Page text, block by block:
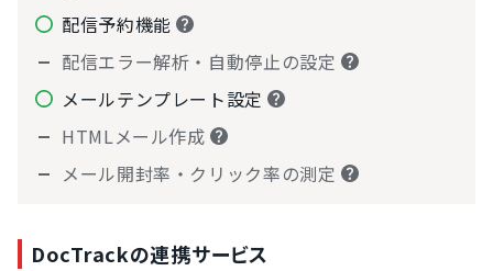
配信予約機能
配信エラー解析・自動停止の設定
メールテンプレート設定
HTMLメール作成
メール開封率・クリック率の測定
DocTrackの連携サービス